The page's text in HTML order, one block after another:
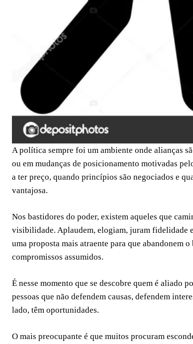
A política sempre foi um ambiente onde alianças
ou em mudanças de posicionamento motivadas
a ter preço, quando princípios são negociados e
vantajosa.
Nos bastidores do poder, existem aqueles que
visibilidade. Aplaudem, elogiam, juram fidelidade
uma proposta mais atraente para que abandonem
compromissos assumidos.
É nesse momento que se descobre quem é aliado
pessoas que não defendem causas, defendem
lado, têm oportunidades.
O mais preocupante é que muitos procuram